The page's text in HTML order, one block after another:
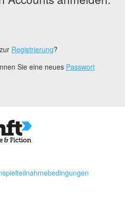
Registrierung?
Sie eine neues Passwort